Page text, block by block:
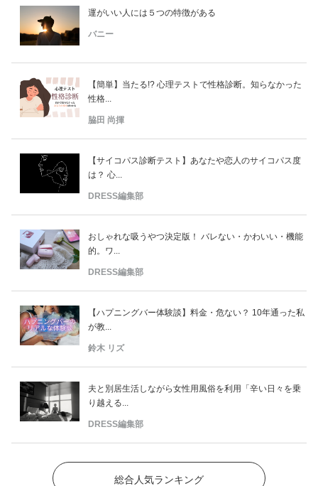
運がいい人には５つの特徴がある
バニー
【簡単】当たる!? 心理テストで性格診断。知らなかった
性格...
脇田 尚揮
【サイコパス診断テスト】あなたや恋人のサイコパス度
は？ 心...
DRESS編集部
おしゃれな吸うやつ決定版！ バレない・かわいい・機能
的。ワ...
DRESS編集部
【ハプニングバー体験談】料金・危ない？ 10年通った私
が教...
鈴木 リズ
夫と別居生活しながら女性用風俗を利用「辛い日々を乗
り越える...
DRESS編集部
総合人気ランキング